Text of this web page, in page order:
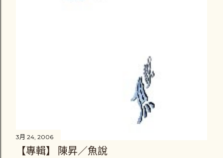
3月 24, 2006
【專輯】 陳昇／魚說